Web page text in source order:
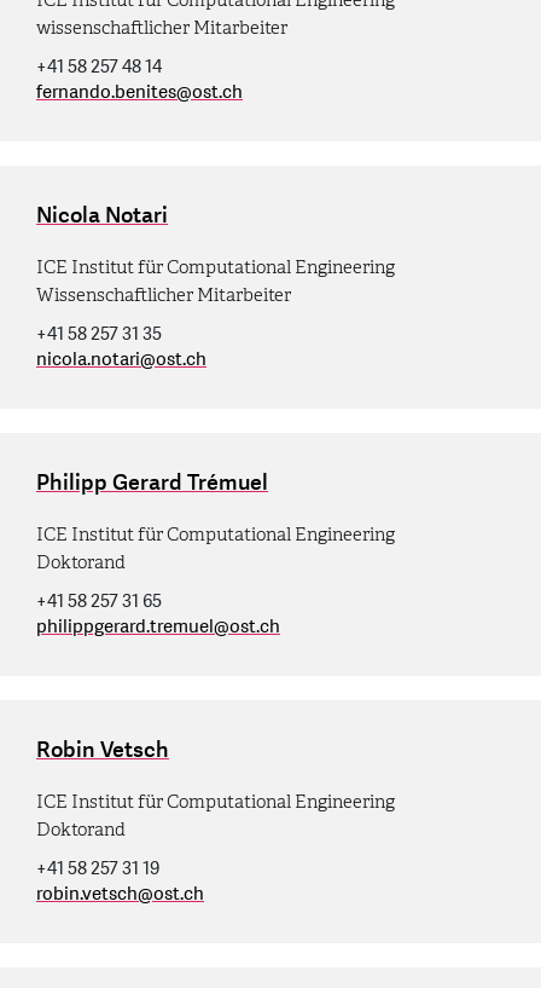
wissenschaftlicher Mitarbeiter
+41 58 257 48 14
fernando.benites@ost.ch
Nicola Notari
ICE Institut für Computational Engineering
Wissenschaftlicher Mitarbeiter
+41 58 257 31 35
nicola.notari@ost.ch
Philipp Gerard Trémuel
ICE Institut für Computational Engineering
Doktorand
+41 58 257 31 65
philippgerard.tremuel@ost.ch
Robin Vetsch
ICE Institut für Computational Engineering
Doktorand
+41 58 257 31 19
robin.vetsch@ost.ch